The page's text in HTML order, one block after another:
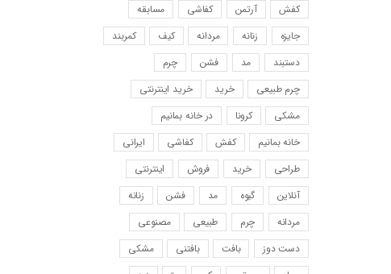
کفش
آرتمن کفاشی
مسابقه
جایزه
زنانه مردانه کیف
کمربند
دستبند
مد فشن
چرم
چرم طبیعی
خرید
خرید اینترنتی
مشکی
کرونا
در خانه بمانیم
خانه بمانیم
کفش کفاشی
ایرانی
طراحی
خرید فروش
اینترنتی
آنلاین
گیوه مد فشن
زنانه
مردانه
چرم طبیعی
مصنوعی
دست دوز
بافت بافتنی
مشکی